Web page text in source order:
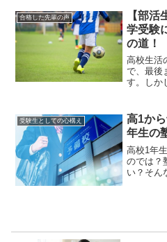
合格した先輩の声
【部
学受験
の道！
高校生活
で、最後
す。しか
ことが
受験生としての心構え
高1か
年生の
高校1年
のでは？
い？そん